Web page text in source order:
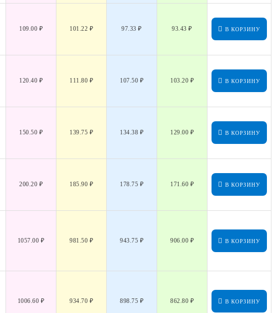
109.00 ₽ 101.22 ₽ 97.33 ₽ 93.43 ₽ В КОРЗИНУ
120.40 ₽ 111.80 ₽ 107.50 ₽ 103.20 ₽ В КОРЗИНУ
150.50 ₽ 139.75 ₽ 134.38 ₽ 129.00 ₽ В КОРЗИНУ
200.20 ₽ 185.90 ₽ 178.75 ₽ 171.60 ₽ В КОРЗИНУ
1057.00 ₽ 981.50 ₽ 943.75 ₽ 906.00 ₽ В КОРЗИНУ
1006.60 ₽ 934.70 ₽ 898.75 ₽ 862.80 ₽ В КОРЗИНУ